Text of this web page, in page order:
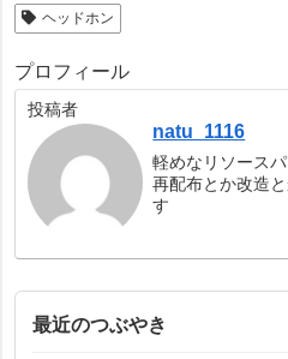
ヘッドホン
プロフィール
投稿者
natu_1116
軽めなリソース
再配布とか改造
す
最近のつぶやき